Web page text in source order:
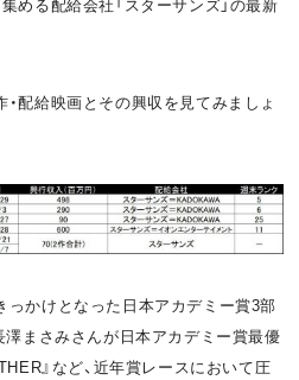
配給映画とその興収を見てみましょ
っかけとなった日本アカデミー賞3部
澤まさみさんが日本アカデミー賞最優
』など、近年賞レースにおいて圧